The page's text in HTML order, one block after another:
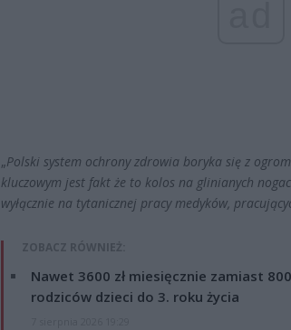
„Polski system ochrony zdrowia boryka się z
kluczowym jest fakt że to kolos na glinianych
wyłącznie na tytanicznej pracy medyków,
ZOBACZ RÓWNIEŻ:
Nawet 3600 zł miesięcznie zamiast
rodziców dzieci do 3. roku życia